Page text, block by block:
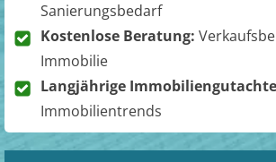
Sanierungsbedarf
Kostenlose Beratung:
Immobilie
Langjährige
Immobilientrends